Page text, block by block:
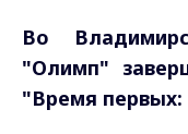
Во
"Олимп"
"Время